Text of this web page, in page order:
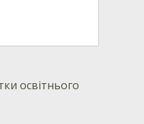
освітнього